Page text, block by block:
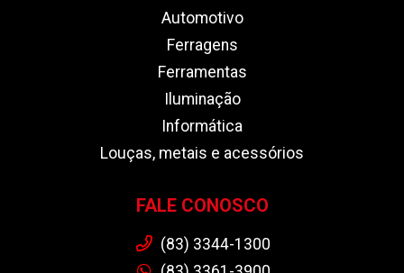
Automotivo
Ferragens
Ferramentas
Iluminação
Informática
Louças, metais e acessórios
FALE CONOSCO
(83) 3344-1300